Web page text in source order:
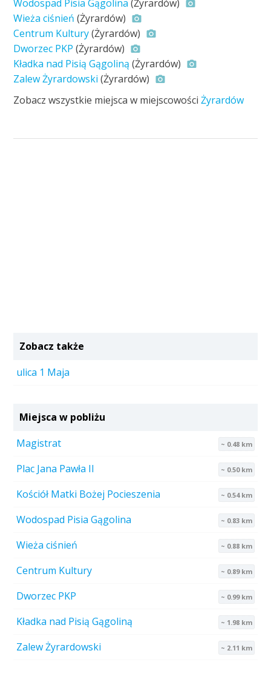
Wodospad Pisia Gągolina (Żyrardów)
Wieża ciśnień (Żyrardów)
Centrum Kultury(Żyrardów)
Dworzec PKP (Żyrardów)
Kładka nad Pisią Gągoliną (Żyrardów)
Zalew Żyrardowski (Żyrardów)
Zobacz wszystkie miejsca w miejscowościŻyrardów
Zobacz także
ulica 1 Maja
Miejsca w pobliżu
Magistrat
~ 0.48 km
Plac Jana Pawła II ~ 0.50 km
Kościół Matki Bożej Pocieszenia ~ 0.54 km
Wodospad Pisia Gągolina ~ 0.83 km
Wieża ciśnień ~ 0.88 km
Centrum Kultury ~ 0.89 km
Dworzec PKP ~ 0.99 km
Kładka nad Pisią Gągoliną ~ 1.98 km
Zalew Żyrardowski ~ 2.11 km